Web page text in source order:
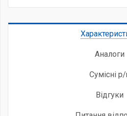
Аналоги
Сумісні p/
Відгуки